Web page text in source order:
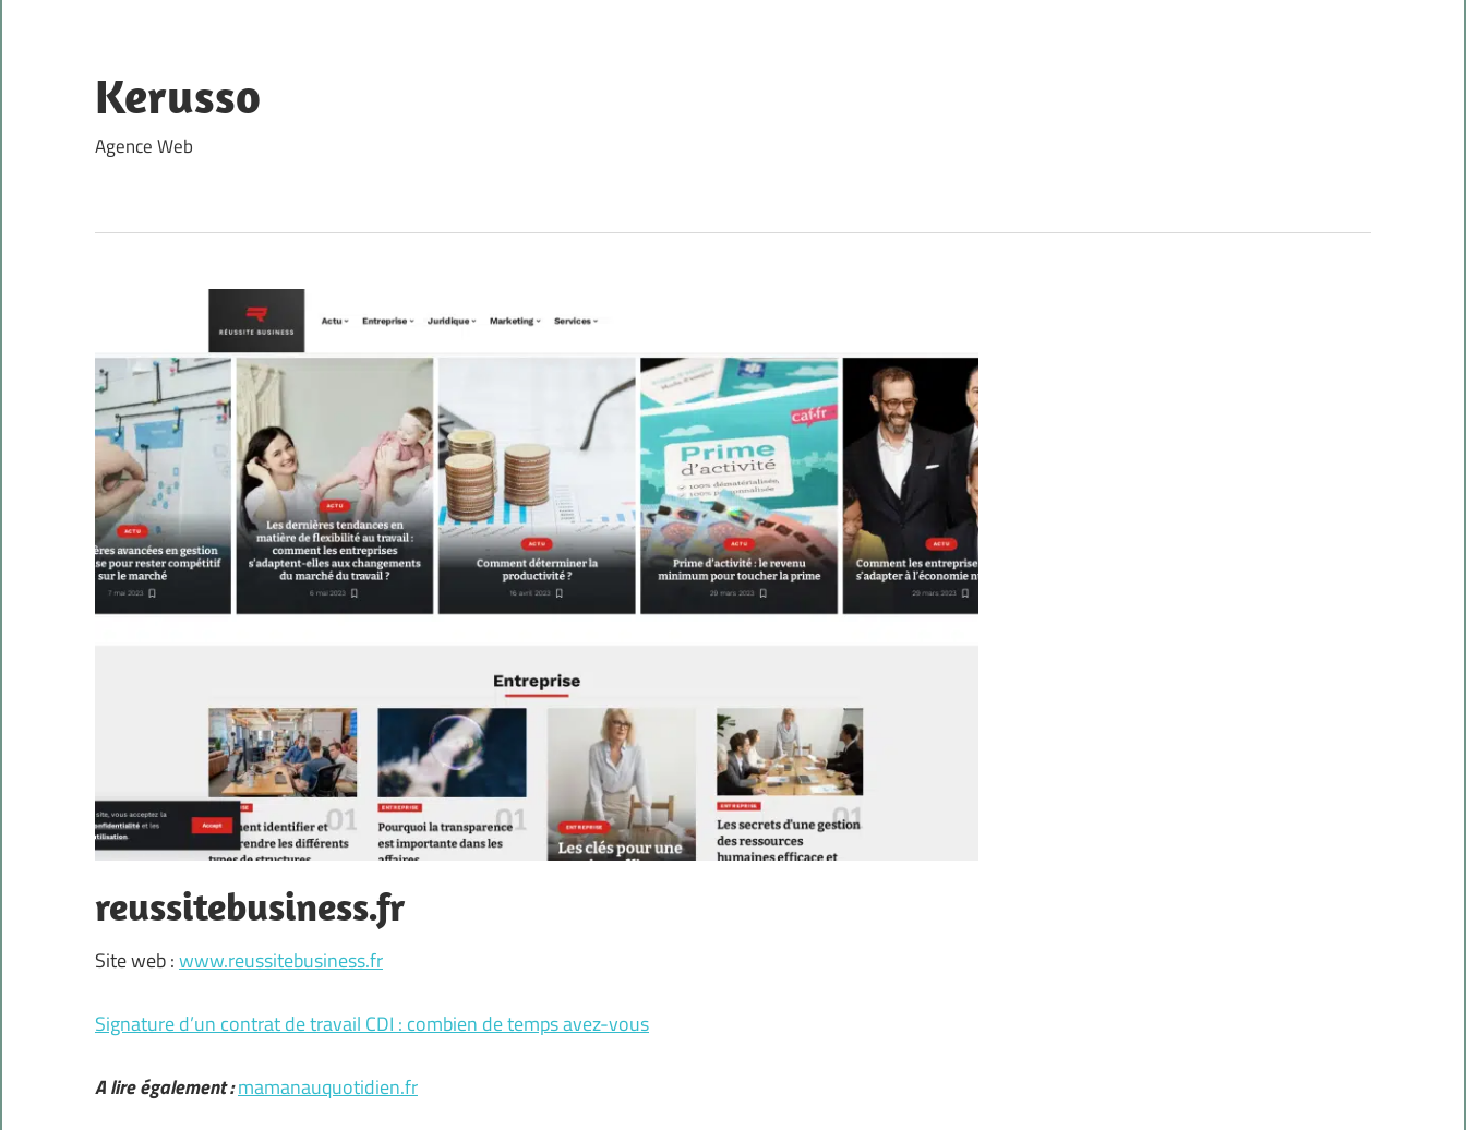
content
Kerusso
Agence Web
reussitebusiness.fr
Site web :www.reussitebusiness.fr
Signature d’un contrat de travail CDI : combien de temps avez-vous
A lire également :mamanauquotidien.fr